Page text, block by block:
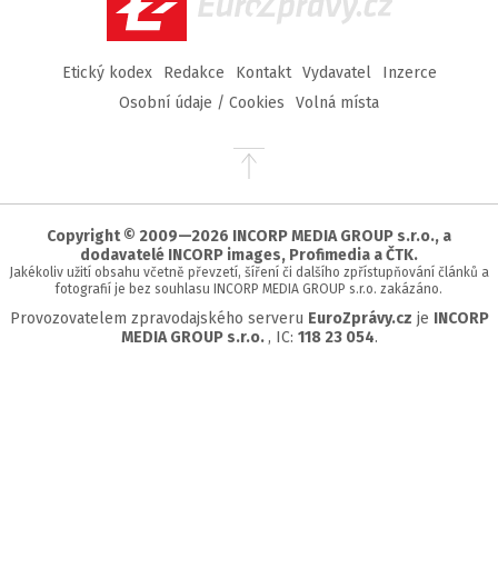
Etický kodex Redakce Kontakt Vydavatel
Inzerce
Osobní údaje / Cookies
Volná místa
Přejít
stránky
Copyright © 2009—2026 INCORP MEDIA GROUP s.r.o., a
dodavatelé INCORP images, Profimedia a ČTK.
Jakékoliv užití obsahu včetně převzetí, šíření či dalšího zpřístupňování článků a
fotografií je bez souhlasu INCORP MEDIA GROUP s.r.o. zakázáno.
Provozovatelem zpravodajského serveru EuroZprávy.cz je INCORP
MEDIA GROUP s.r.o. , IC: 118 23 054.